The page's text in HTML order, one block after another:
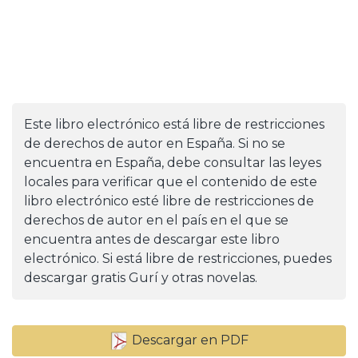
Este libro electrónico está libre de restricciones
de derechos de autor en España. Si no se
encuentra en España, debe consultar las leyes
locales para verificar que el contenido de este
libro electrónico esté libre de restricciones de
derechos de autor en el país en el que se
encuentra antes de descargar este libro
electrónico. Si está libre de restricciones, puedes
descargar gratis Gurí y otras novelas.
Descargar en PDF